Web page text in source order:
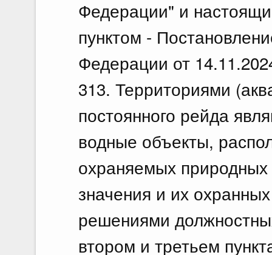
Федерации" и
пунктом -
Федерации от
313. Территориями
постоянного рейда
водные объекты,
охраняемых
значения и их
решениями
втором и третьем